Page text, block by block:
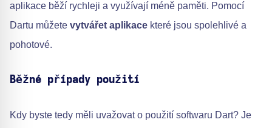
aplikace běží rychleji a využívají méně paměti. Pomocí
Dartu můžete vytvářet aplikace které jsou spolehlivé a
pohotové.
Běžné případy použití
Kdy byste tedy měli uvažovat o použití softwaru Dart? Je